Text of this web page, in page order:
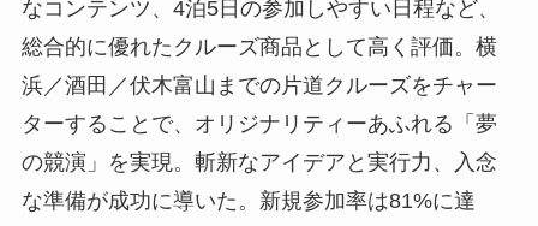
なコンテンツ、4泊5日の参加しやすい日程など、
総合的に優れたクルーズ商品として高く評価。横
浜／酒田／伏木富山までの片道クルーズをチャー
ターすることで、オリジナリティーあふれる「夢
の競演」を実現。斬新なアイデアと実行力、入念
な準備が成功に導いた。新規参加率は81%に達